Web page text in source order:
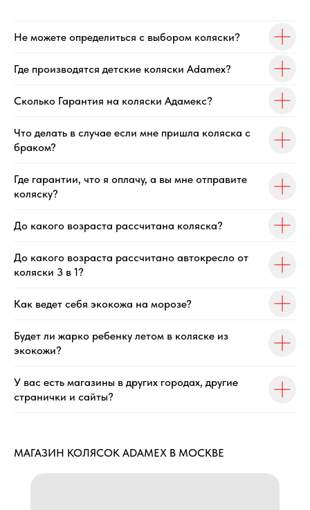
Не можете определиться с выбором коляски?
Где производятся детские коляски Adamex?
Сколько Гарантия на коляски Адамекс?
Что делать в случае если мне пришла коляска с
браком?
Где гарантии, что я оплачу, а вы мне отправите
коляску?
До какого возраста рассчитана коляска?
До какого возраста рассчитано автокресло от
коляски 3 в 1?
Как ведет себя экокожа на морозе?
Будет ли жарко ребенку летом в коляске из
экокожи?
У вас есть магазины в других городах, другие
странички и сайты?
МАГАЗИН КОЛЯСОК ADAMEX В МОСКВЕ